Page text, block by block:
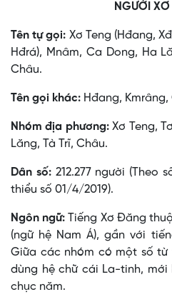
NGƯỜI
Tên tự gọi: Xơ Teng (Hđang,
Hđrá), Mnâm, Ca Dong, Ha
Châu.
Tên gọi khác: Hđang,
Nhóm địa phương:Xơ Teng,
Lăng, Tà Trĩ, Châu.
Dân số: 212.277 người (Theo
thiểu số 01/4/2019).
Ngôn ngữ:Tiếng Xơ Ðăng
(ngữ hệ Nam Á), gần với
Giữa các nhóm có một số từ
dùng hệ chữ cái La-tinh,
chục năm.